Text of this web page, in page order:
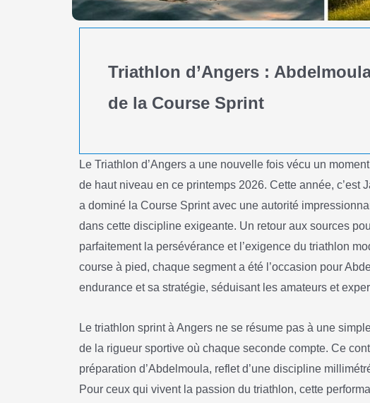
Triathlon d’Angers :
de la Course Sprint
Le Triathlon d’Angers a une nouvelle fois vécu un
de haut niveau en ce printemps 2026. Cette année, c’est
a dominé la Course Sprint avec une autorité
dans cette discipline exigeante. Un retour aux sources
parfaitement la persévérance et l’exigence du triathlon
course à pied, chaque segment a été l’occasion pour
endurance et sa stratégie, séduisant les amateurs et
Le triathlon sprint à Angers ne se résume pas à une
de la rigueur sportive où chaque seconde compte. Ce
préparation d’Abdelmoula, reflet d’une discipline
Pour ceux qui vivent la passion du triathlon, cette